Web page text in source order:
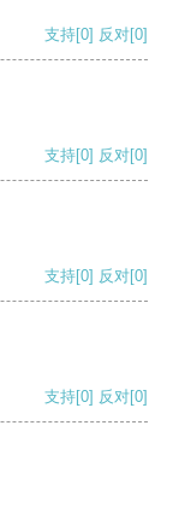
支持[0] 反对[0]
支持[0] 反对[0]
支持[0] 反对[0]
支持[0] 反对[0]